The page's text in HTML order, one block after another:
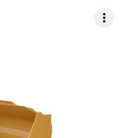
more_vert